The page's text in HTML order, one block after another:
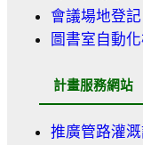
會議場地登記
圖書室自動
計畫服務網站
推廣管路灌